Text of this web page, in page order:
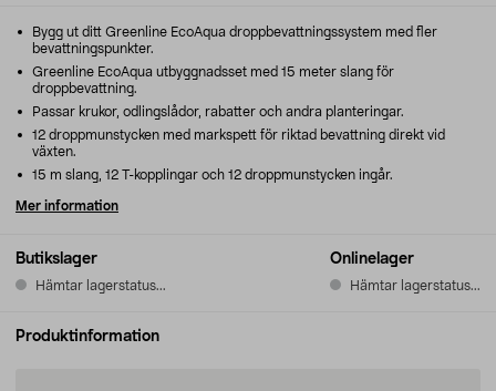
Butikslager
Hämtar lagerstatus...
Onlinelager
Hämtar lagerstatus...
Bygg ut ditt Greenline EcoAqua droppbevattningssystem med fler
bevattningspunkter.
Greenline EcoAqua utbyggnadsset med 15 meter slang för
droppbevattning.
Passar krukor, odlingslådor, rabatter och andra planteringar.
12 droppmunstycken med markspett för riktad bevattning direkt vid
växten.
15 m slang, 12 T-kopplingar och 12 droppmunstycken ingår.
Mer information
Produktinformation